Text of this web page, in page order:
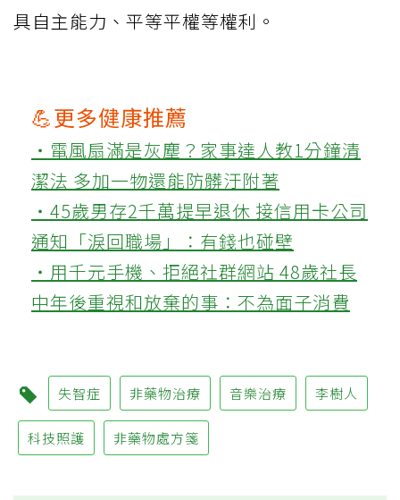
具自主能力、平等平權等權利。
💪更多健康推薦
‧電風扇滿是灰塵？家事達人教1分鐘清
潔法 多加一物還能防髒汙附著
‧45歲男存2千萬提早退休 接信用卡公司
通知「淚回職場」：有錢也碰壁
‧用千元手機、拒絕社群網站 48歲社長
中年後重視和放棄的事：不為面子消費
失智症 非藥物治療 音樂治療 李樹人
科技照護 非藥物處方箋